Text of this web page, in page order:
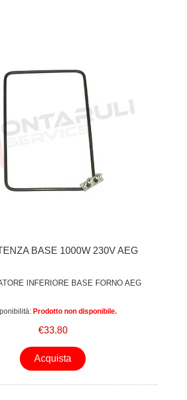
BASE 1000W 230V AEG
INFERIORE BASE FORNO AEG
Prodotto non disponibile.
€33.80
Acquista